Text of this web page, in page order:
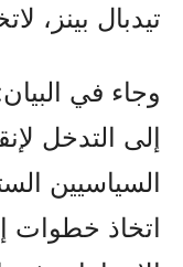
تيدبال بينز،
وجاء في
إلى التدخل
السياسيين
اتخاذ خطوات